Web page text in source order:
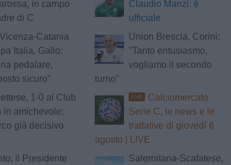
in campo
di C
Claudio Manzi: è
ufficiale
Catania
Italia, Gallo:
pedalare,
sicuro"
Union Brescia, Corini:
"Tanto entusiasmo,
vogliamo il secondo
turno"
1-0 al Club
in amichevole:
già decisivo
LIVE
Calciomercato
Serie C, le news e le
trattative di giovedì 6
agosto | LIVE
il Presidente
Salernitana-Scafatese,